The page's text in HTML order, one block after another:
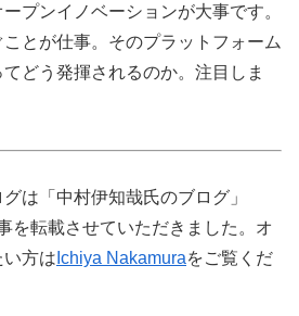
プンイノベーションが大事です。
とが仕事。そのプラットフォーム
どう発揮されるのか。注目しま
は「中村伊知哉氏のブログ」
を転載させていただきました。オ
い方は Ichiya Nakamuraをご覧くだ